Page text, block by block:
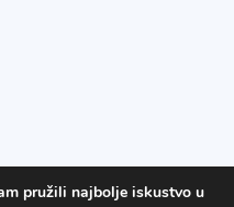
pružili najbolje iskustvo u